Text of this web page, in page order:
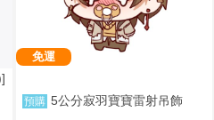
免運
預購 5公分寂羽寶寶雷射吊飾